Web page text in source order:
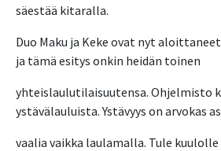
säestää kitaralla.
Duo Maku ja Keke ovat nyt
ja tämä esitys onkin heidän toinen
yhteislaulutilaisuutensa. Ohjelmisto
ystävälauluista. Ystävyys on arvokas
vaalia vaikka laulamalla. Tule